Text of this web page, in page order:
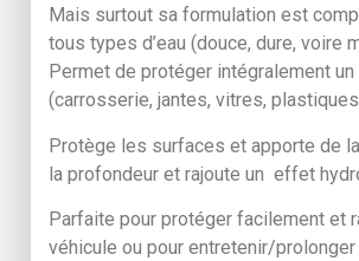
Mais surtout sa formulation est
tous types d’eau (douce, dure, voire
Permet de protéger intégralement un
(carrosserie, jantes, vitres,
Protège les surfaces et apporte de
la profondeur et rajoute un effet
Parfaite pour protéger facilement et
véhicule ou pour entretenir/